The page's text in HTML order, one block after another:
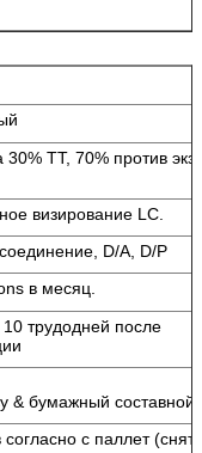
30% TT, 70% против
визирование LC.
D/A, D/P
в месяц.
трудодней после
& бумажный
с паллет